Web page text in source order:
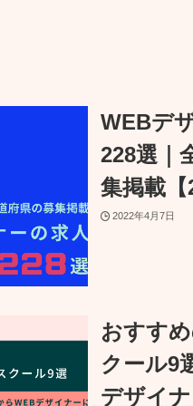
WEBデ
228選｜
集掲載【
2022年4月7日
おすす
クール9
デザイ